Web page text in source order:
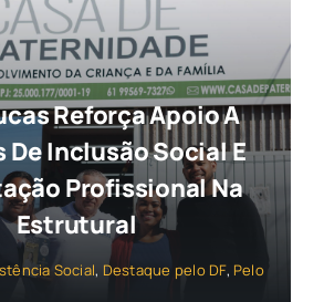
Reforça Apoio A
De Inclusão Social E
Profissional Na
Estrutural
Social, Destaque pelo DF, Pelo